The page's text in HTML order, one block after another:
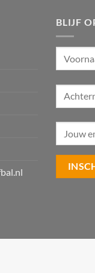
BLIJF